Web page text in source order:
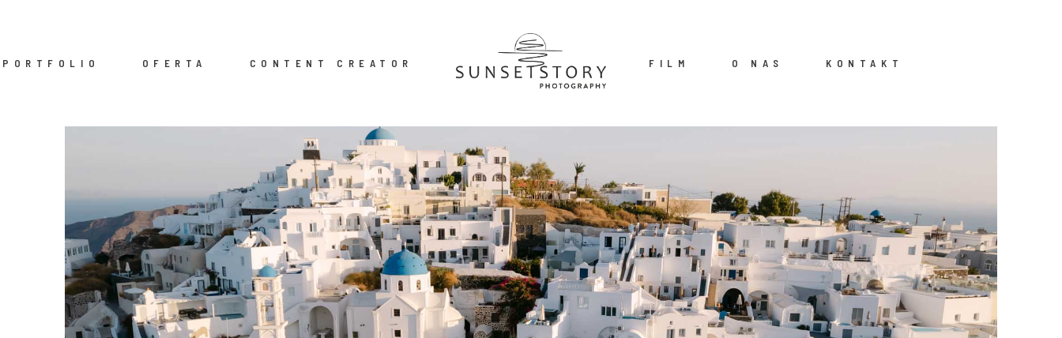
PORTFOLIO OFERTA CONTENT CREATOR FILM O NAS KONTAKT